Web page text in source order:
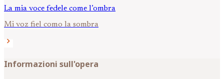
La mia voce fedele come l’ombra
Mi voz fiel como la sombra
chevron_right
Informazioni sull'opera